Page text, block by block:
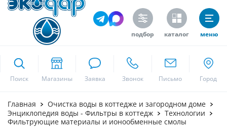
подбор каталог меню
Поиск
Москва
Главная
Очистка воды в коттедже и загородном доме
Энциклопедия воды - Фильтры в коттедж
Технологии
Фильтрующие материалы и ионообменные смолы